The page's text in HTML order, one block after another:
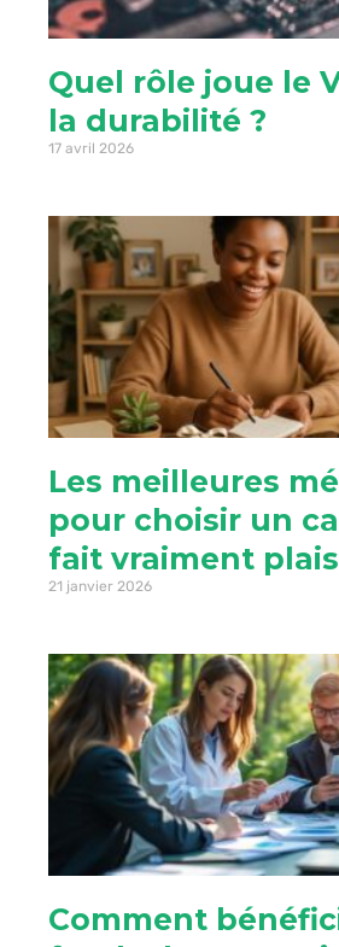
Quel rôle joue le
la durabilité ?
17 avril 2026
Les meilleures
pour choisir un
fait vraiment
21 janvier 2026
Comment